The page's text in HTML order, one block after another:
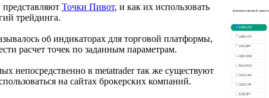
Точки Пивот, и как их использовать
трейдинга.
об индикаторах для торговой платформы,
расчет точек по заданным параметрам.
непосредственно в metatrader так же существуют
на сайтах брокерских компаний.